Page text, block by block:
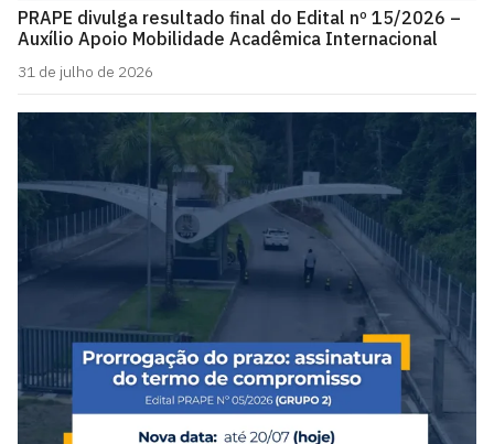
PRAPE divulga resultado final do Edital nº 15/2026 –
Auxílio Apoio Mobilidade Acadêmica Internacional
31 de julho de 2026